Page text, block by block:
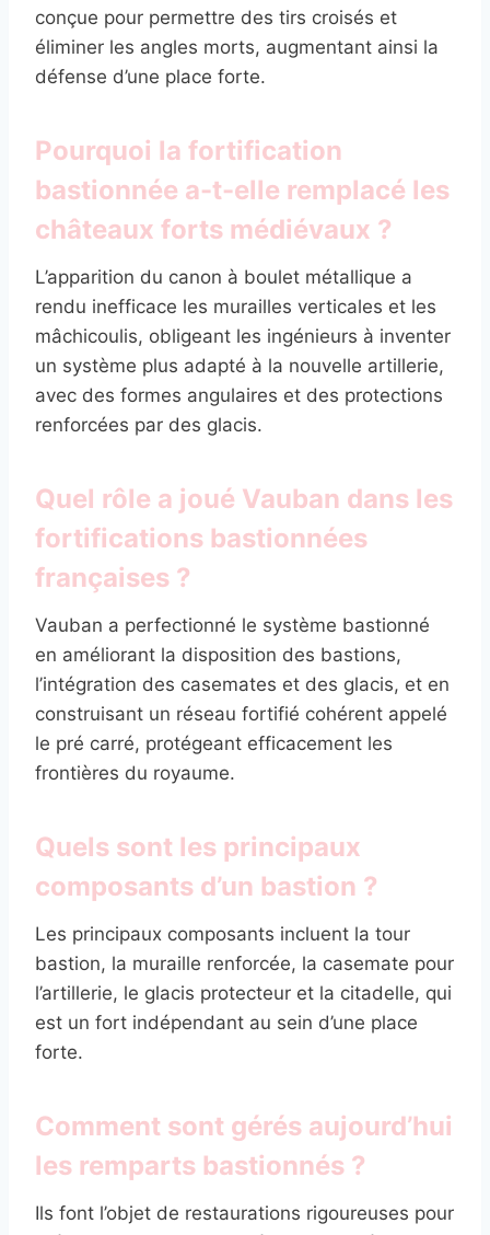
conçue pour permettre des tirs croisés et
éliminer les angles morts, augmentant ainsi la
défense d’une place forte.
Pourquoi la fortification
bastionnée a-t-elle remplacé les
châteaux forts médiévaux ?
L’apparition du canon à boulet métallique a
rendu inefficace les murailles verticales et les
mâchicoulis, obligeant les ingénieurs à inventer
un système plus adapté à la nouvelle artillerie,
avec des formes angulaires et des protections
renforcées par des glacis.
Quel rôle a joué Vauban dans les
fortifications bastionnées
françaises ?
Vauban a perfectionné le système bastionné
en améliorant la disposition des bastions,
l’intégration des casemates et des glacis, et en
construisant un réseau fortifié cohérent appelé
le pré carré, protégeant efficacement les
frontières du royaume.
Quels sont les principaux
composants d’un bastion ?
Les principaux composants incluent la tour
bastion, la muraille renforcée, la casemate pour
l’artillerie, le glacis protecteur et la citadelle, qui
est un fort indépendant au sein d’une place
forte.
Comment sont gérés aujourd’hui
les remparts bastionnés ?
Ils font l’objet de restaurations rigoureuses pour